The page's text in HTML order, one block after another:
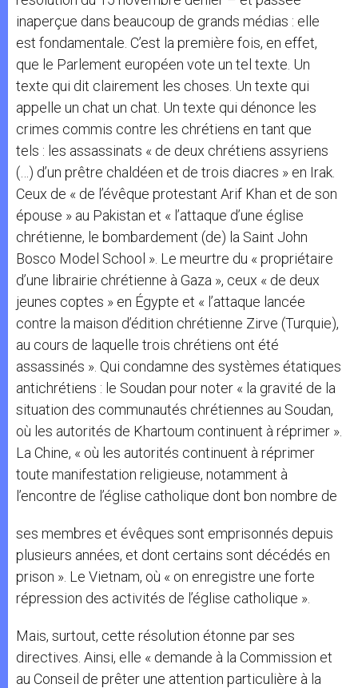
inaperçue dans beaucoup de grands médias : elle
est fondamentale. C’est la première fois, en effet,
que le Parlement européen vote un tel texte. Un
texte qui dit clairement les choses. Un texte qui
appelle un chat un chat. Un texte qui dénonce les
crimes commis contre les chrétiens en tant que
tels : les assassinats « de deux chrétiens assyriens
(…) d’un prêtre chaldéen et de trois diacres » en Irak.
Ceux de « de l’évêque protestant Arif Khan et de son
épouse » au Pakistan et « l’attaque d’une église
chrétienne, le bombardement (de) la Saint John
Bosco Model School ». Le meurtre du « propriétaire
d’une librairie chrétienne à Gaza », ceux « de deux
jeunes coptes » en Égypte et « l’attaque lancée
contre la maison d’édition chrétienne Zirve (Turquie),
au cours de laquelle trois chrétiens ont été
assassinés ». Qui condamne des systèmes étatiques
antichrétiens : le Soudan pour noter « la gravité de la
situation des communautés chrétiennes au Soudan,
où les autorités de Khartoum continuent à réprimer ».
La Chine, « où les autorités continuent à réprimer
toute manifestation religieuse, notamment à
l’encontre de l’église catholique dont bon nombre de
ses membres et évêques sont emprisonnés depuis
plusieurs années, et dont certains sont décédés en
prison ». Le Vietnam, où « on enregistre une forte
répression des activités de l’église catholique ».
Mais, surtout, cette résolution étonne par ses
directives. Ainsi, elle « demande à la Commission et
au Conseil de prêter une attention particulière à la